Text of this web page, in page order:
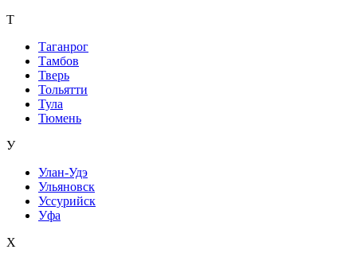
Т
Таганрог
Тамбов
Тверь
Тольятти
Тула
Тюмень
У
Улан-Удэ
Ульяновск
Уссурийск
Уфа
Х